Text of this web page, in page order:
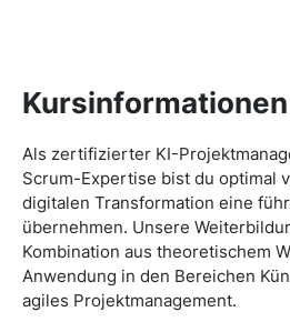
Kursinformationen
Als zertifizierter KI-
Scrum-Expertise bist du optimal
digitalen Transformation eine
übernehmen. Unsere
Kombination aus theoretischem
Anwendung in den Bereichen
agiles Projektmanagement.